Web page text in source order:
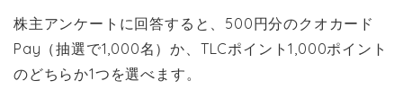
株主アンケートに回答すると、500円分のクオカード
Pay（抽選で1,000名）か、TLCポイント1,000ポイント
のどちらか1つを選べます。